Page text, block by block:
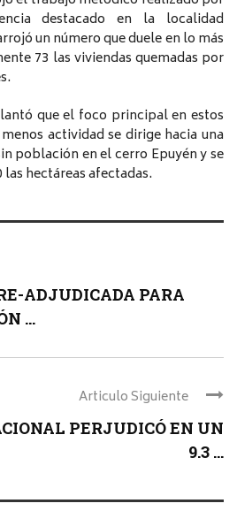
destacado en la localidad
un número que duele en lo más
73 las viviendas quemadas por
que el foco principal en estos
actividad se dirige hacia una
población en el cerro Epuyén y se
las hectáreas afectadas.
ADJUDICADA PARA
...
Articulo Siguiente
PERJUDICÓ EN UN
9.3 ...